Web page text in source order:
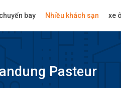
chuyến bay Nhiều khách sạn xe
Pasteur